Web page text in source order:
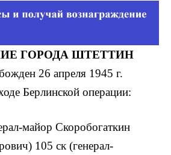
ГОРОДА ШТЕТТИН
26 апреля 1945 г.
Берлинской операции:
майор Скоробогаткин
105 ск (генерал-